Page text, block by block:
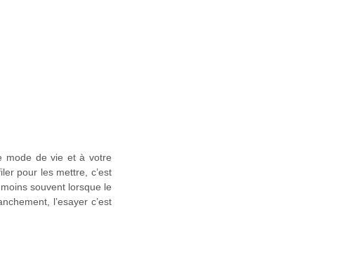
mode de vie et à votre
pour les mettre, c’est
souvent lorsque le
l’esayer c’est